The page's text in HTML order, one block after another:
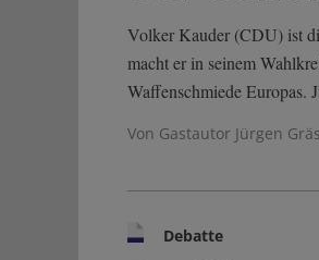
Volker Kauder (CDU) ist
macht er in seinem
Waffenschmiede Europas.
Von Gastautor Jürgen
Debatte